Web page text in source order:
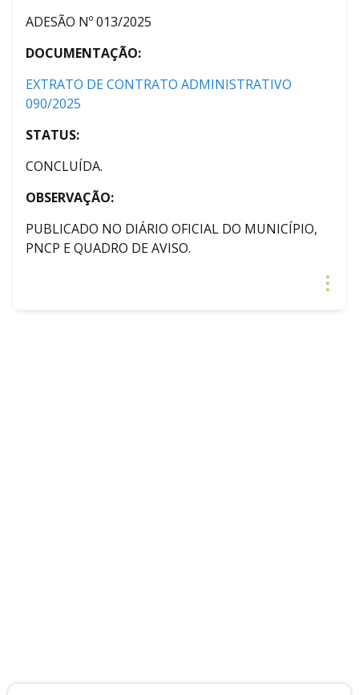
ADESÃO Nº 013/2025
DOCUMENTAÇÃO:
EXTRATO DE CONTRATO ADMINISTRATIVO
090/2025
STATUS:
CONCLUÍDA.
OBSERVAÇÃO:
PUBLICADO NO DIÁRIO OFICIAL DO MUNICÍPIO,
PNCP E QUADRO DE AVISO.